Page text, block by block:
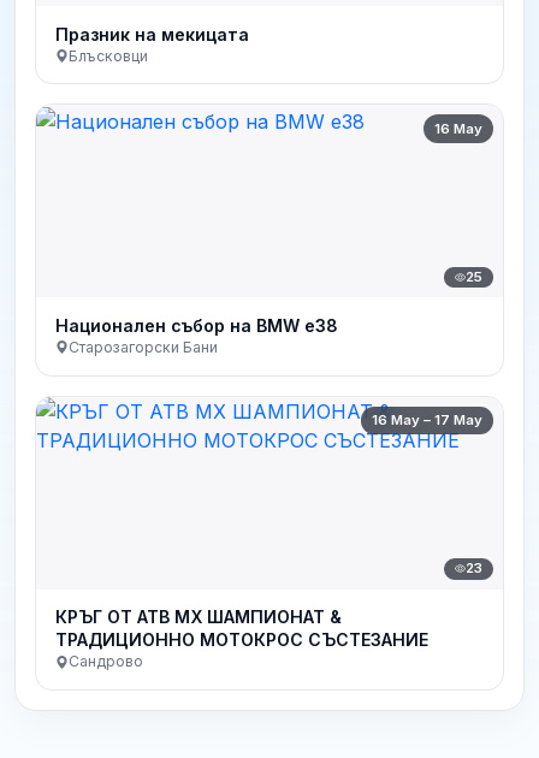
Празник на мекицата
Блъсковци
16 May
25
Национален събор на BMW e38
Старозагорски Бани
16 May – 17 May
23
КРЪГ ОТ АТВ МХ ШАМПИОНАТ &
ТРАДИЦИОННО МОТОКРОС СЪСТЕЗАНИЕ
Сандрово